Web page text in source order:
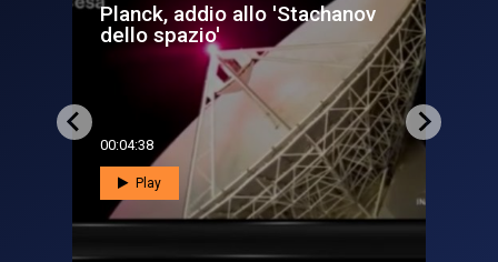
L'uomo che disse addio alla
Luna
00:01:29
Play